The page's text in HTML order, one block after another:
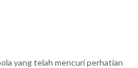
yang telah mencuri perhatian